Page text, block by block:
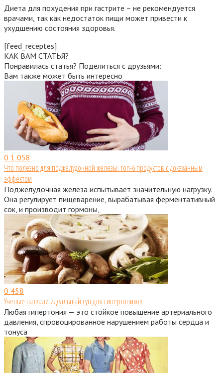
Диета для похудения при гастрите – не рекомендуется
врачами, так как недостаток пищи может привести к
ухудшению состояния здоровья.
[feed_receptes]
КАК ВАМ СТАТЬЯ?
Понравилась статья? Поделиться с друзьями:
Вам также может быть интересно
0 1 058
Что полезно для поджелудочной железы: топ-6 продуктов с доказанным
эффектом
Поджелудочная железа испытывает значительную нагрузку.
Она регулирует пищеварение, вырабатывая ферментативный
сок, и производит гормоны,
0 458
Ученые назвали идеальный суп для гипертоников
Любая гипертония — это стойкое повышение артериального
давления, спровоцированное нарушением работы сердца и
тонуса